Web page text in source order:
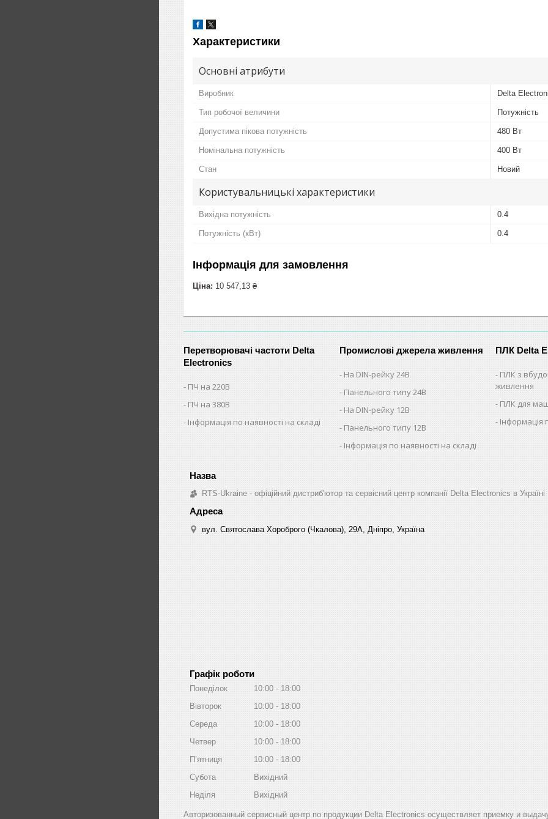
Характеристики
Основні атрибути
Виробник Delta
Тип робочої величини Потужність
Допустима пікова потужність 480 Вт
Номінальна потужність 400 Вт
Стан Новий
Користувальницькі характеристики
Вихідна потужність 0.4
Потужність (кВт) 0.4
Інформація для замовлення
Ціна: 10 547,13 ₴
Перетворювачі частоти Delta
Electronics
ПЧ на 220В
ПЧ на 380В
Інформація по наявності на складі
Промислові джерела живлення
На DIN-рейку 24В
Панельного типу 24В
На DIN-рейку 12В
Панельного типу 12В
Інформація по наявності на складі
ПЛК Delta
ПЛК з
живлення
ПЛК для
Інформація
RTS-Ukraine - офіційний дистриб'ютор та сервісний центр компанії Delta Electronics в Україні
вул. Святослава Хороброго (Чкалова), 29А, Дніпро, Україна
Графік роботи
Понеділок 10:00
18:00
Вівторок
10:00
18:00
Середа
10:00
18:00
Четвер
10:00
18:00
Пʼятниця
10:00
18:00
Субота
Вихідний
Неділя
Вихідний
Авторизованный сервисный центр по продукции Delta Electronics осуществляет приемку и